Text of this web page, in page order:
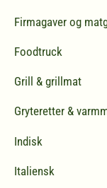
Firmagaver og
Foodtruck
Grill & grillmat
Gryteretter &
Indisk
Italiensk